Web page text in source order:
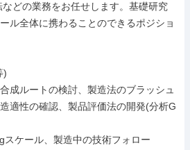
どの業務をお任せします。基礎研究
ル全体に携わることのできるポジショ
)
成ルートの検討、製造法のブラッシュ
適性の確認、製品評価法の開発(分析G
ケール、製造中の技術フォロー